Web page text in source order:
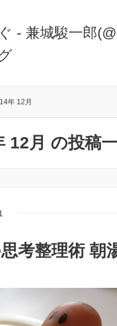
- 兼城駿一郎
年 12月
12月 の投稿
考整理術 朝